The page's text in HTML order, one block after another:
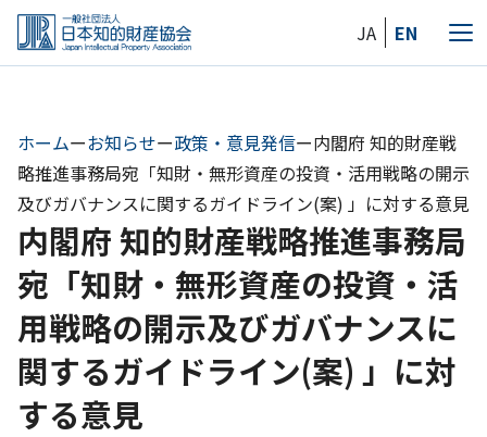
Skip
the
JA EN
メ
ホームーお知らせー政策・意見発信ー内閣府 知的財産戦
略推進事務局宛「知財・無形資産の投資・活用戦略の開示
及びガバナンスに関するガイドライン(案) 」に対する意見
内閣府 知的財産戦略推進事務局
宛「知財・無形資産の投資・活
用戦略の開示及びガバナンスに
関するガイドライン(案) 」に対
する意見